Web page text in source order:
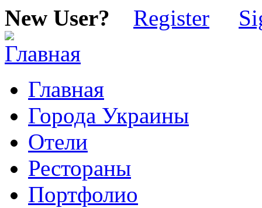
New User? Register
Главная
Города Украины
Отели
Рестораны
Портфолио